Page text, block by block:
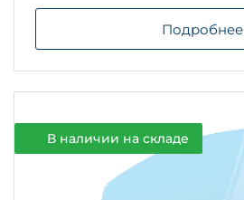
Подробнее
В наличии на складе